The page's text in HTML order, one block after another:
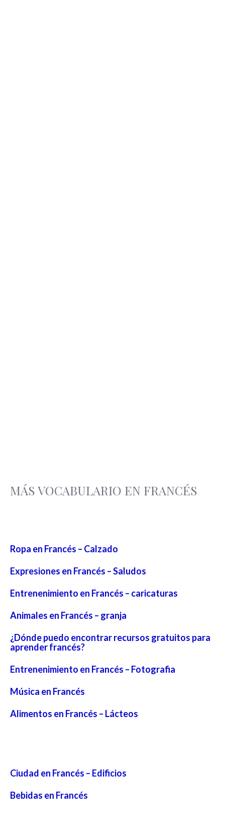
MÁS VOCABULARIO EN FRANCÉS
Ropa en Francés – Calzado
Expresiones en Francés – Saludos
Entrenenimiento en Francés – caricaturas
Animales en Francés – granja
¿Dónde puedo encontrar recursos gratuitos para
aprender francés?
Entrenenimiento en Francés – Fotografia
Música en Francés
Alimentos en Francés – Lácteos
Ciudad en Francés – Edificios
Bebidas en Francés